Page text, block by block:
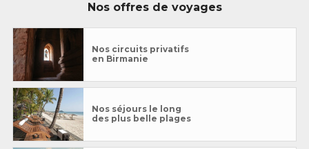
Nos offres de voyages
Nos circuits privatifs
en Birmanie
Nos séjours le long
des plus belle plages